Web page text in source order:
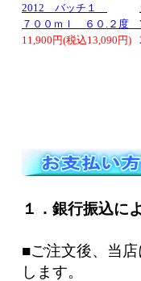
2012 バッチ１
７００ｍｌ ６０.２度
11,900円(税込13,090円)
１．銀行振込に
■ご注文後、当
します。